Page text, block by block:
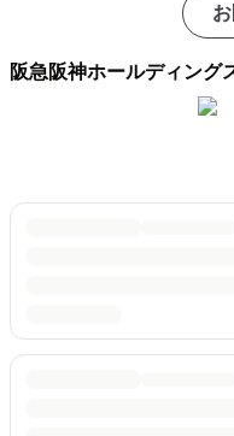
阪急阪神ホールディング